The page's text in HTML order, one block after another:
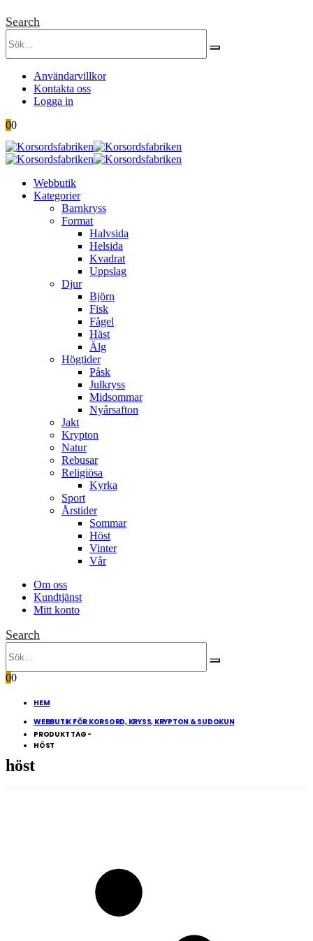
Search
Användarvillkor
Kontakta oss
Logga in
00
Webbutik
Kategorier
Barnkryss
Format
Halvsida
Helsida
Kvadrat
Uppslag
Djur
Björn
Fisk
Fågel
Häst
Älg
Högtider
Påsk
Julkryss
Midsommar
Nyårsafton
Jakt
Krypton
Natur
Rebusar
Religiösa
Kyrka
Sport
Årstider
Sommar
Höst
Vinter
Vår
Om oss
Kundtjänst
Mitt konto
Search
00
HEM
WEBBUTIK FÖR KORSORD, KRYSS, KRYPTON & SUDOKUN
PRODUKT TAG -
HÖST
höst